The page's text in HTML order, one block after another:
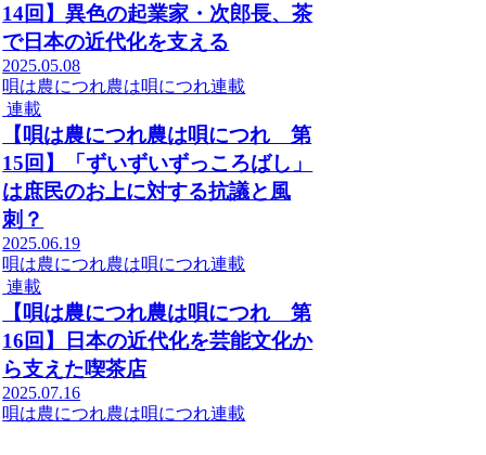
14回】異色の起業家・次郎長、茶
で日本の近代化を支える
2025.05.08
唄は農につれ農は唄につれ連載
連載
【唄は農につれ農は唄につれ 第
15回】「ずいずいずっころばし」
は庶民のお上に対する抗議と風
刺？
2025.06.19
唄は農につれ農は唄につれ連載
連載
【唄は農につれ農は唄につれ 第
16回】日本の近代化を芸能文化か
ら支えた喫茶店
2025.07.16
唄は農につれ農は唄につれ連載